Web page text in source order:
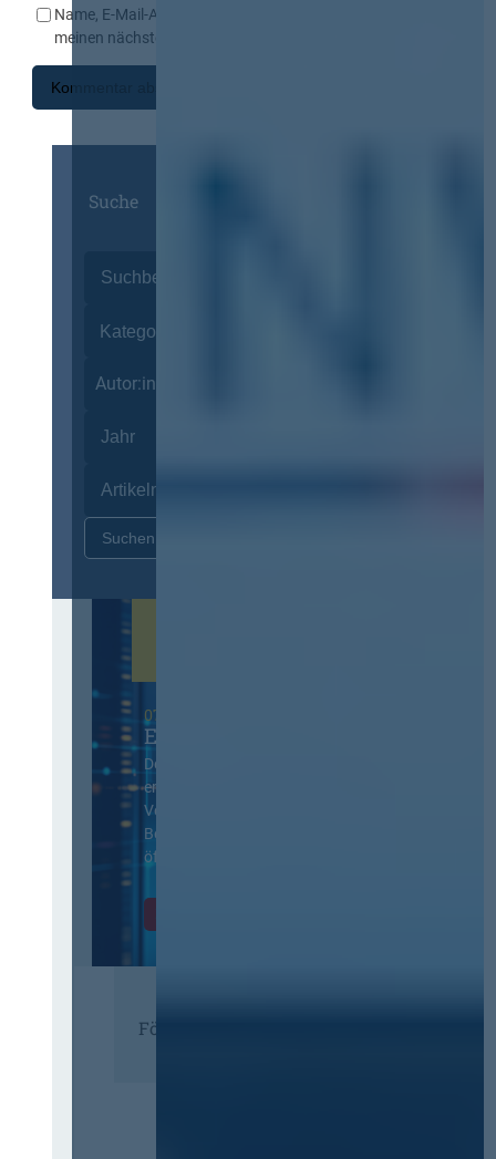
Name, E-Mail-Adresse und Website in diesem Browser für
meinen nächsten Kommentar speichern.
Suche
Autor:innen
07. Oktober 2026 in Berlin
EVB-IT Thementag
Der Thementag für die
ergänzenden
Vertragsbedingungen von IT-
Beschaffung in der
öffentlichen Verwaltung
Förderer